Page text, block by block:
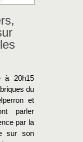
à 20h15
du
et
parler
par la
sur son